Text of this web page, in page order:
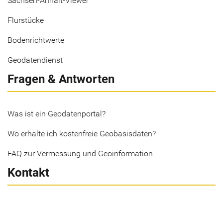
Flurstücke
Bodenrichtwerte
Geodatendienst
Fragen & Antworten
Was ist ein Geodatenportal?
Wo erhalte ich kostenfreie Geobasisdaten?
FAQ zur Vermessung und Geoinformation
Kontakt